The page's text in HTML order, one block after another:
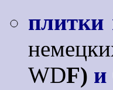
плитки
WDF) и